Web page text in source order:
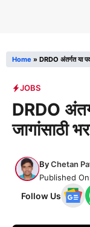
Home » DRDO अंतर्गत या
JOBS
DRDO
जागांसाठी
ByChetan
Published
Follow Us